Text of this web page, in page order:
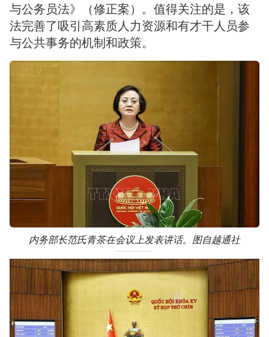
与公务员法》（修正案）。值得关注的是，该
法完善了吸引高素质人力资源和有才干人员参
与公共事务的机制和政策。
内务部长范氏青茶在会议上发表讲话。图自越通社